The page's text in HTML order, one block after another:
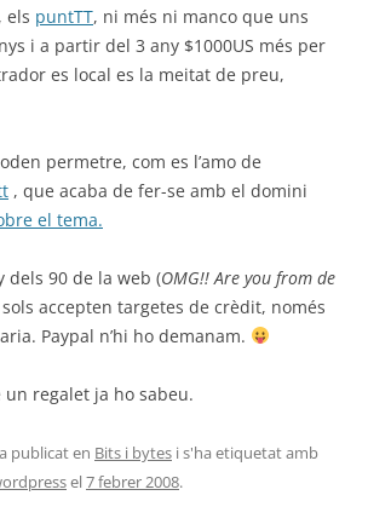
, els puntTT, ni més ni manco que uns
i a partir del 3 any $1000US més per
es local es la meitat de preu,
permetre, com es l’amo de
, que acaba de fer-se amb el domini
el tema.
dels 90 de la web (OMG!! Are you from de
accepten targetes de crèdit, només
Paypal n’hi ho demanam.
un regalet ja ho sabeu.
publicat en Bits i bytes i s'ha etiquetat amb
el7 febrer 2008.